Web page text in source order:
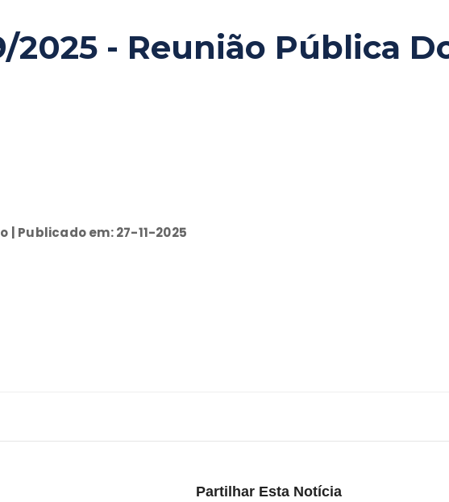
2025 - Reunião Pública
Publicado em: 27-11-2025
Partilhar Esta Notícia